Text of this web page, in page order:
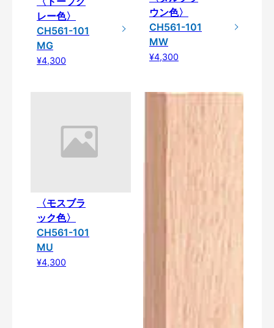
レー色〉
CH561-101
MG
¥4,300
ウン色〉
CH561-101
MW
¥4,300
〈モスブラ
ック色〉
CH561-101
MU
¥4,300